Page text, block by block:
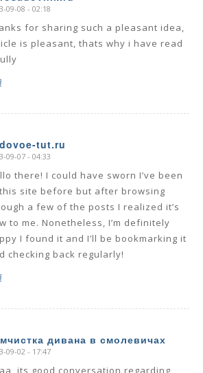
09-08 - 02:18
for sharing such a pleasant idea,
is pleasant, thats why i have read
tut.ru
09-07 - 04:33
there! I could have sworn I’ve been
site before but after browsing
a few of the posts I realized it’s
to me. Nonetheless, I’m definitely
I found it and I’ll be bookmarking it
checking back regularly!
дивана в смолевичах
09-02 - 17:47
its good conversation regarding